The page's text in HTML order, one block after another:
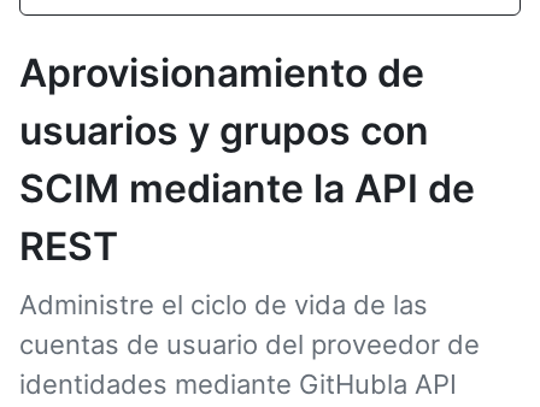
Aprovisionamiento de
usuarios y grupos con
SCIM mediante la API de
REST
Administre el ciclo de vida de las
cuentas de usuario del proveedor de
identidades mediante GitHubla API